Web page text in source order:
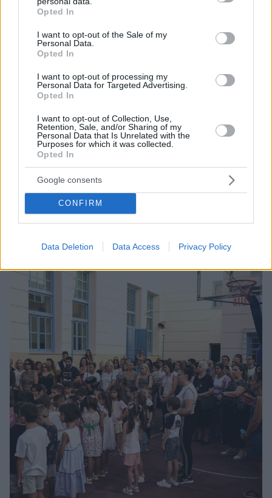
grant or deny consent to Google and its third-party tags to
use your data for below specified purposes in below Google
consent section.
Opted In
I want to opt-out of the Sale of my
Personal Data.
Opted In
I want to opt-out of processing my
Personal Data for Targeted Advertising.
Opted In
I want to opt-out of Collection, Use,
Retention, Sale, and/or Sharing of my
Personal Data that Is Unrelated with the
Purposes for which it was collected.
Opted In
Google consents
CONFIRM
Data Deletion Data Access Privacy Policy
Βοτανικός: Εκδόθηκε η άδεια εκσκαφών για τον
Ερασιτέχνη Παναθηναϊκό, μπαίνουν οι μπουλντόζες
Η άδεια εκσκαφών στο Βοτανικό εκδόθηκε και την
Παρασκευή θα μπουν οι μπουλντόζες για να
προχωρήσουν στον καθαρισμό για τις εγκαταστάσεις
08.10.2025, 19:07 7